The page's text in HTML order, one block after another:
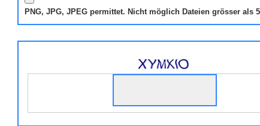
PNG, JPG, JPEG permittet. Nicht möglich Dateien grösser als